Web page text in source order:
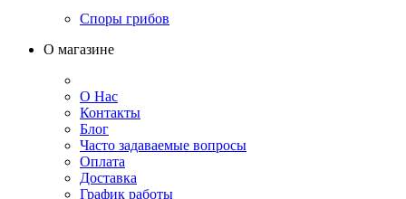
Споры грибов
О магазине
О Нас
Контакты
Блог
Часто задаваемые вопросы
Оплата
Доставка
График работы